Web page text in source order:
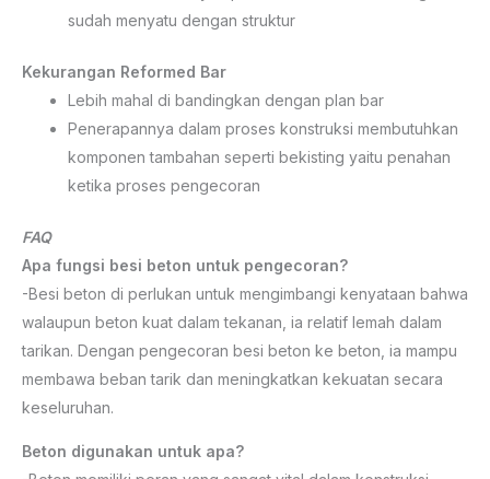
sudah menyatu dengan struktur
Kekurangan Reformed Bar
Lebih mahal di bandingkan dengan plan bar
Penerapannya dalam proses konstruksi membutuhkan
komponen tambahan seperti bekisting yaitu penahan
ketika proses pengecoran
FAQ
Apa fungsi besi beton untuk pengecoran?
-Besi beton di perlukan untuk mengimbangi kenyataan bahwa
walaupun beton kuat dalam tekanan, ia relatif lemah dalam
tarikan. Dengan pengecoran besi beton ke beton, ia mampu
membawa beban tarik dan meningkatkan kekuatan secara
keseluruhan.
Beton digunakan untuk apa?